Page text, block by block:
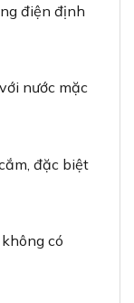
điện định
nước mặc
đặc biệt
có